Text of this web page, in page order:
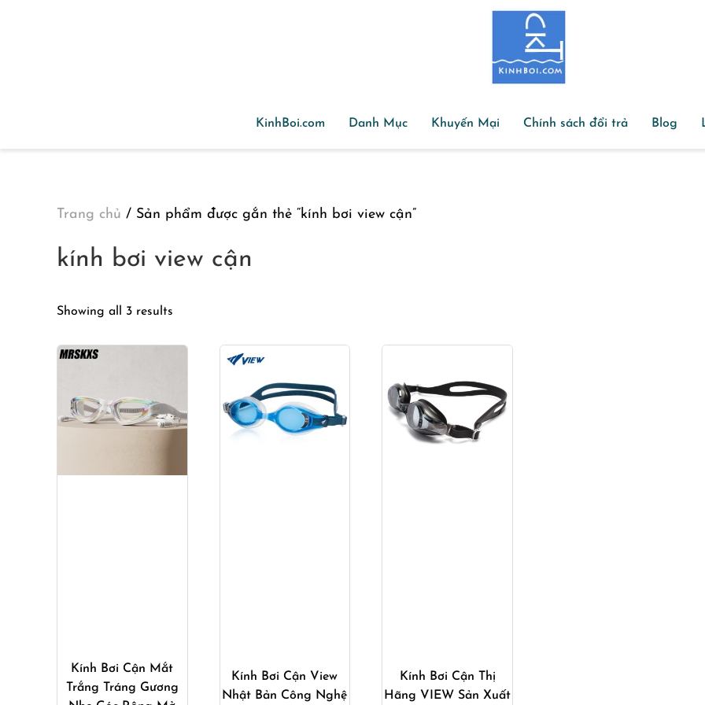
KinhBoi.com Danh Mục Khuyến Mại Chính sách đổi trả Blog
Trang chủ / Sản phẩm được gắn thẻ “kính bơi view cận”
kính bơi view cận
Showing all 3 results
Kính Bơi Cận Mắt
Trắng Tráng Gương
Kính Bơi Cận View
Nhật Bản Công Nghệ
Kính Bơi Cận Thị
Hãng VIEW Sản Xuất